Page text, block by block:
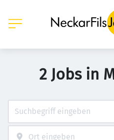
2 Jobs in